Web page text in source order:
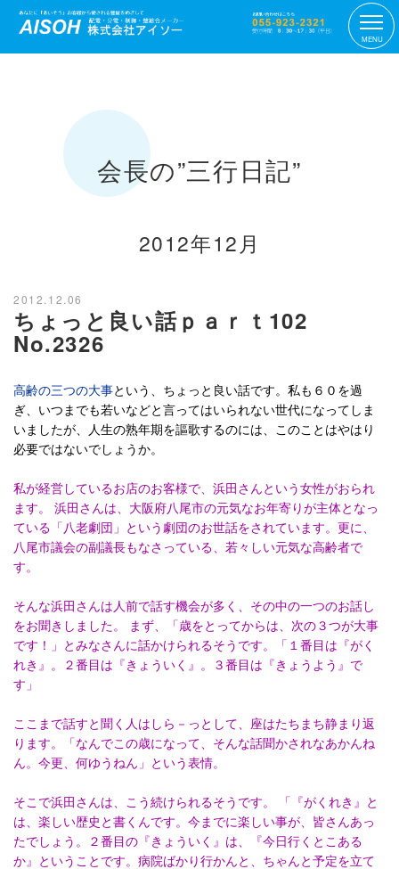
MENU
会長の”三行日記”
2012年12月
2012.12.06
ちょっと良い話ｐａｒｔ102
No.2326
高齢の三つの大事という、ちょっと良い話です。私も６０を過
ぎ、いつまでも若いなどと言ってはいられない世代になってしま
いましたが、人生の熟年期を謳歌するのには、このことはやはり
必要ではないでしょうか。
私が経営しているお店のお客様で、浜田さんという女性がおられ
ます。 浜田さんは、大阪府八尾市の元気なお年寄りが主体となっ
ている「八老劇団」という劇団のお世話をされています。更に、
八尾市議会の副議長もなさっている、若々しい元気な高齢者で
す。
そんな浜田さんは人前で話す機会が多く、その中の一つのお話し
をお聞きしました。 まず、「歳をとってからは、次の３つが大事
です！」とみなさんに話かけられるそうです。「１番目は『がく
れき』。２番目は『きょういく』。３番目は『きょうよう』で
す」
ここまで話すと聞く人はしら－っとして、座はたちまち静まり返
ります。「なんでこの歳になって、そんな話聞かされなあかんね
ん。今更、何ゆうねん」という表情。
そこで浜田さんは、こう続けられるそうです。 「『がくれき』と
は、楽しい歴史と書くんです。今までに楽しい事が、皆さんあっ
たでしょう。２番目の『きょういく』は、『今日行くとこある
か』ということです。病院ばかり行かんと、ちゃんと予定を立て